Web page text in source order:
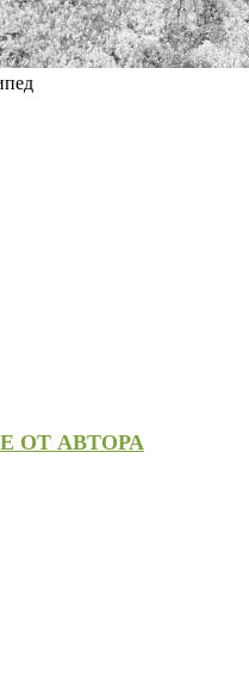
ОТ АВТОРА